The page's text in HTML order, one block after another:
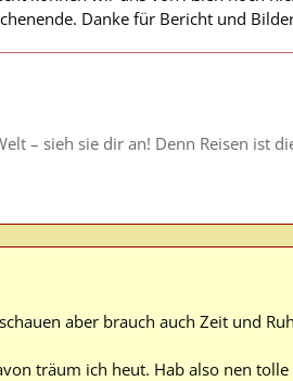
Danke für Bericht und
– sieh sie dir an! Denn Reisen ist
aber brauch auch Zeit und
träum ich heut. Hab also nen